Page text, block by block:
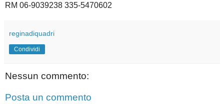
RM 06-9039238 335-5470602
reginadiquadri
Condividi
Nessun commento:
Posta un commento